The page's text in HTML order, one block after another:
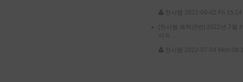
천사웹 2022-09-02 Fri 15:14
[천사웹 혜택관련]
2022년 7월
이자 ...
천사웹 2022-07-04 Mon